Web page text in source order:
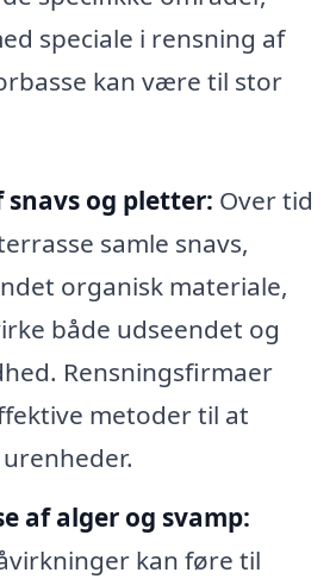
speciale i rensning af
kan være til stor
snavs og pletter: Over tid
samle snavs,
organisk materiale,
både udseendet og
Rensningsfirmaer
metoder til at
af alger og svamp:
kan føre til